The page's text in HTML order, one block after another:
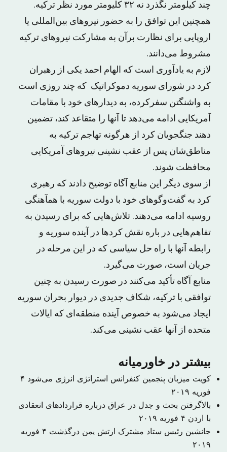
چند کیلومتر نگذرد نه ۳۲ کلیومتر مورد نظر ترکیه.
همچنین این توافق را به حضور نیروهای بین‌المللی یا
اروپایی برای نظارت برآن به مشارکت نیروهای ترکیه
مشروط می‌دانند.
لازم به یادآوری است که الهام احمد یکی از رهبران
کرد در شورای سوریه دموکراتیک که چند روزی است
به واشنگتن سفرکرده، به دیدارهای خود با مقامات
آمریکایی ادامه می‌دهد تا آنها را متقاعد کند، تضمین
دهند جنگجویان کرد از هرگونه تهاجم ترکیه به
مناطق‌شان پس از عقب نشینی نیروهای آمریکایی
محافظت شوند.
از سوی دیگر این منابع آگاه توضیح دادند که رهبری
کرد به گفت‌وگوهای خود با دولت سوریه با همآهنگی
روسیه ادامه می‌دهند. تلاش‌هایی که برای رسیدن به
تفاهم‌هایی در باره نقش کردها در آینده سوریه و
رابطه آنها با راه حل سیاسی که در این مرحله در
جریان است، صورت می‌گیرد.
منابع آگاه تأکید می‌کنند در صورت رسیدن به چنین
توافقی با ترکیه، شکاف جدیدی در دیوار بحران سوریه
ایجاد می‌شود به خصوص آینده منطقه‌ای که ایالات
متحده از آنها عقب نشینی می‌کند.
بیشتر در خاورمیانه
کویت میزبان پنجمین کنفرانس استراتژی انرژی می‌شود ۴
فوریه ۲۰۱۹
بالاگرفتن بحث و جدل در عراق درباره قراردادهای انعقادی
با اردن ۴ فوریه ۲۰۱۹
جانشین رئیس ستاد مشترک ارتش یمن درگذشت
۴ فوریه
۲۰۱۹